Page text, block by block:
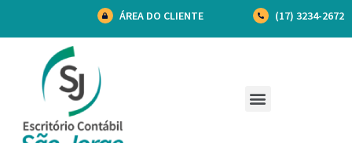
ÁREA DO CLIENTE (17) 3234-2672